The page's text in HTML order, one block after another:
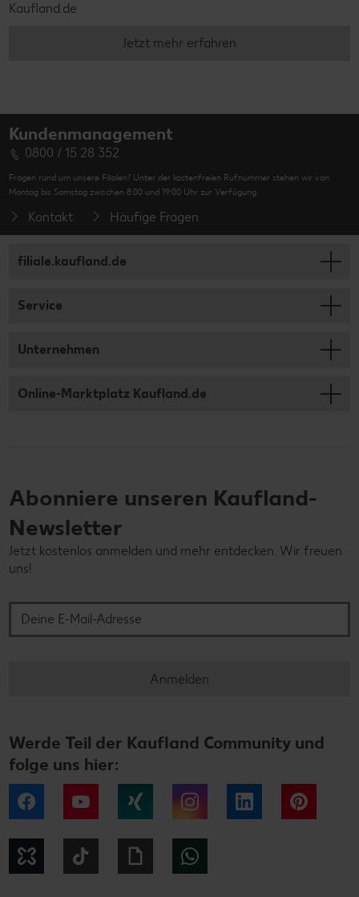
Kaufland.de
Jetzt mehr erfahren
Kundenmanagement
0800 / 15 28 352
Fragen rund um unsere Filialen? Unter der kostenfreien Rufnummer stehen wir von
Montag bis Samstag zwischen 8:00 und 19:00 Uhr zur Verfügung.
Kontakt Häufige Fragen
filiale.kaufland.de
Service
Unternehmen
Online-Marktplatz Kaufland.de
Abonniere unseren Kaufland-
Newsletter
Jetzt kostenlos anmelden und mehr entdecken. Wir freuen
uns!
Anmelden
Werde Teil der Kaufland Community und
folge uns hier:
Facebook YouTube Instagram LinkedIn
Kununu Giphy